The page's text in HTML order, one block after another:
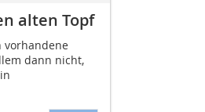
alten Topf
vorhandene
dann nicht,